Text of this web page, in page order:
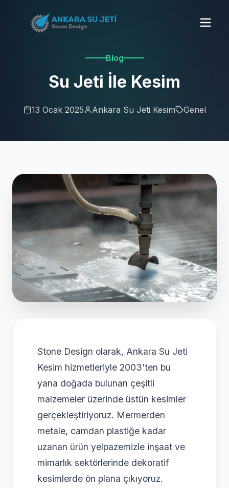
Blog
Su Jeti İle Kesim
13 Ocak 2025 Ankara Su Jeti Kesim Genel
Stone Design olarak, Ankara Su Jeti
Kesim hizmetleriyle 2003’ten bu
yana doğada bulunan çeşitli
malzemeler üzerinde üstün kesimler
gerçekleştiriyoruz. Mermerden
metale, camdan plastiğe kadar
uzanan ürün yelpazemizle inşaat ve
mimarlık sektörlerinde dekoratif
kesimlerde ön plana çıkıyoruz.